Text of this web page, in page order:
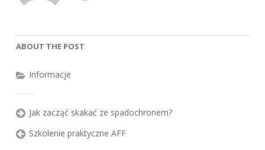
ABOUT THE POST
Informacje
Jak zacząć skakać ze spadochronem?
Szkolenie praktyczne AFF